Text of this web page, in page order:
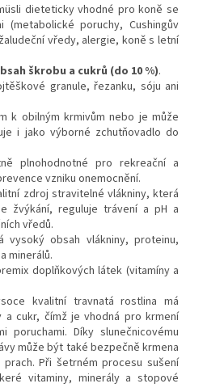
dieteticky vhodné pro koně se
(metabolické poruchy, Cushingův
vředy, alergie, koně s letní
škrobu a cukrů (do 10 %).
granule, řezanku, sóju ani
k obilným krmivům nebo je může
i jako výborné zchutňovadlo do
plnohodnotné pro rekreační a
vzniku onemocnění.
zdroj stravitelné vlákniny, která
žvýkání, reguluje trávení a pH a
vředů.
vysoký obsah vlákniny, proteinu,
minerálů.
doplňkových látek (vitamíny a
kvalitní travnatá rostlina má
a cukr, čímž je vhodná pro krmení
poruchami. Díky slunečnicovému
může být také bezpečně krmena
Při šetrném procesu sušení
vitaminy, minerály a stopové